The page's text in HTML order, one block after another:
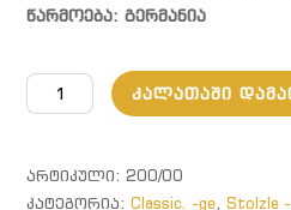
წარმოება: გერმანია
რაოდენობა:
Classic.წითელი
ბოკალი
ᲙᲐᲚᲐᲗᲐᲨᲘ
ᲐᲠᲢᲘᲙᲣᲚᲘ:200/00
ᲙᲐᲢᲔᲒᲝᲠᲘᲐ:Classic. -ge,Stolzle